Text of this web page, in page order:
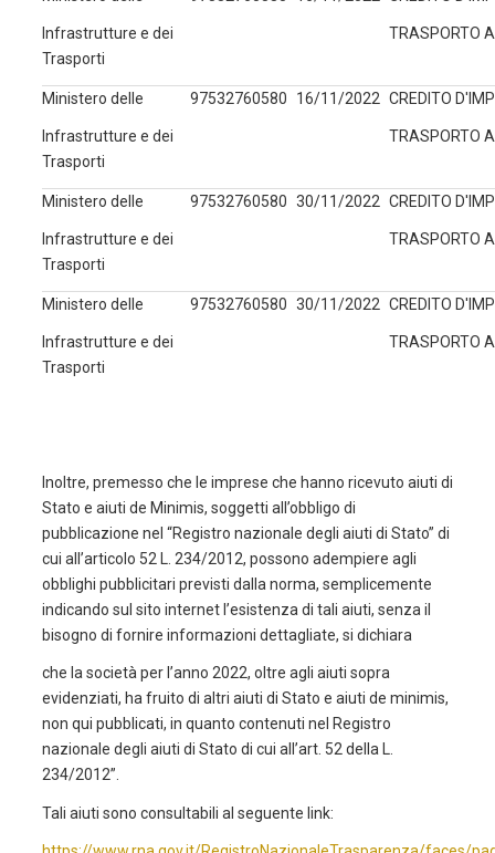
Infrastrutture e dei
Trasporti
TRASPORTO
Ministero delle
Infrastrutture e dei
Trasporti
97532760580 16/11/2022 CREDITO
TRASPORTO
Ministero delle
Infrastrutture e dei
Trasporti
97532760580 30/11/2022 CREDITO
TRASPORTO
Ministero delle
Infrastrutture e dei
Trasporti
97532760580 30/11/2022 CREDITO
TRASPORTO
Inoltre, premesso che le imprese che hanno ricevuto aiuti di
Stato e aiuti de Minimis, soggetti all’obbligo di
pubblicazione nel “Registro nazionale degli aiuti di Stato” di
cui all’articolo 52 L. 234/2012, possono adempiere agli
obblighi pubblicitari previsti dalla norma, semplicemente
indicando sul sito internet l’esistenza di tali aiuti, senza il
bisogno di fornire informazioni dettagliate, si dichiara
che la società per l’anno 2022, oltre agli aiuti sopra
evidenziati, ha fruito di altri aiuti di Stato e aiuti de minimis,
non qui pubblicati, in quanto contenuti nel Registro
nazionale degli aiuti di Stato di cui all’art. 52 della L.
234/2012”.
Tali aiuti sono consultabili al seguente link: